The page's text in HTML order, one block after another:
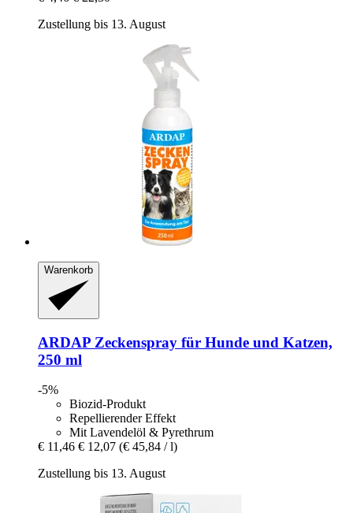
Zustellung bis 13. August
Warenkorb
ARDAP Zeckenspray für Hunde und Katzen,
250 ml
-5%
Biozid-Produkt
Repellierender Effekt
Mit Lavendelöl & Pyrethrum
€ 11,46 € 12,07 (€ 45,84 / l)
Zustellung bis 13. August